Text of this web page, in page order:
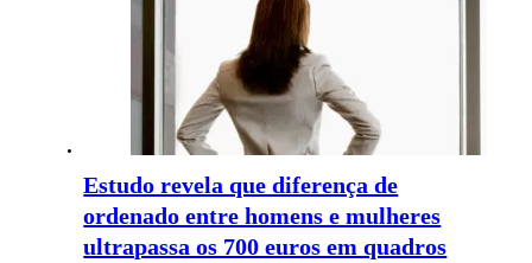
Estudo revela que diferença de
ordenado entre homens e mulheres
ultrapassa os 700 euros em quadros